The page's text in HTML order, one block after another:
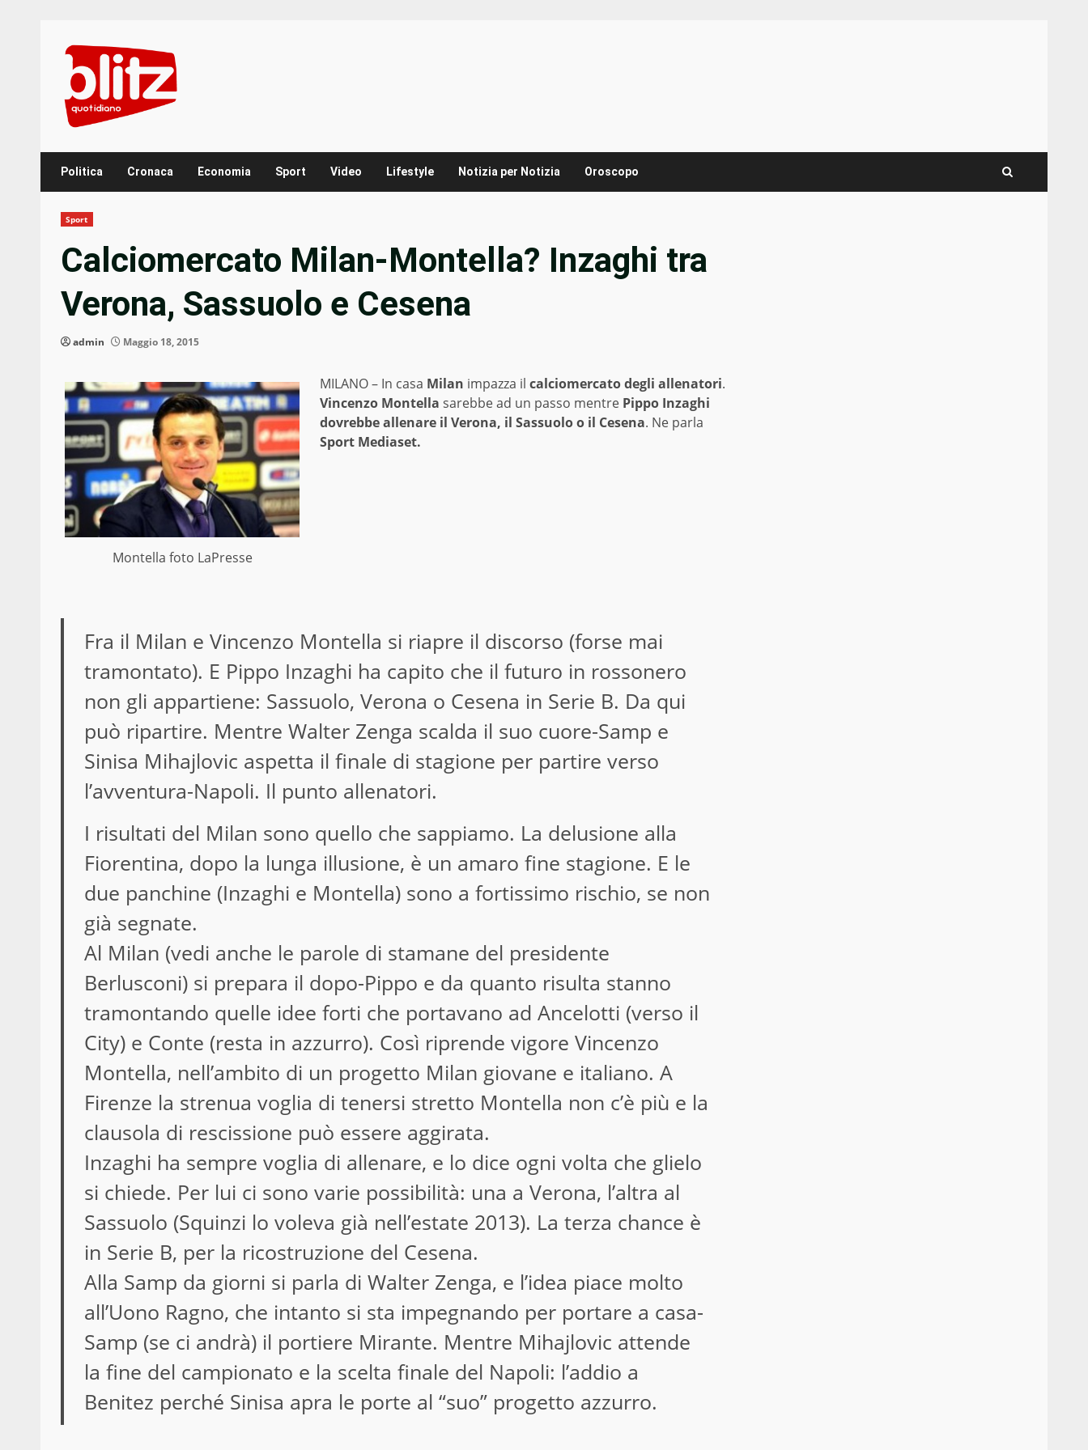
content
Politica Cronaca Economia Sport Video Lifestyle Notizia per Notizia Oroscopo
Sport
Calciomercato Milan-Montella? Inzaghi tra
Verona, Sassuolo e Cesena
admin Maggio 18, 2015
Montella foto LaPresse
MILANO – In casa Milan impazza il calciomercato degli allenatori.
Vincenzo Montella sarebbe ad un passo mentre Pippo Inzaghi
dovrebbe allenare il Verona, il Sassuolo o il Cesena. Ne parla
Sport Mediaset.
Fra il Milan e Vincenzo Montella si riapre il discorso (forse mai
tramontato). E Pippo Inzaghi ha capito che il futuro in rossonero
non gli appartiene: Sassuolo, Verona o Cesena in Serie B. Da qui
può ripartire. Mentre Walter Zenga scalda il suo cuore-Samp e
Sinisa Mihajlovic aspetta il finale di stagione per partire verso
l’avventura-Napoli. Il punto allenatori.
I risultati del Milan sono quello che sappiamo. La delusione alla
Fiorentina, dopo la lunga illusione, è un amaro fine stagione. E le
due panchine (Inzaghi e Montella) sono a fortissimo rischio, se non
già segnate.
Al Milan (vedi anche le parole di stamane del presidente
Berlusconi) si prepara il dopo-Pippo e da quanto risulta stanno
tramontando quelle idee forti che portavano ad Ancelotti (verso il
City) e Conte (resta in azzurro). Così riprende vigore Vincenzo
Montella, nell’ambito di un progetto Milan giovane e italiano. A
Firenze la strenua voglia di tenersi stretto Montella non c’è più e la
clausola di rescissione può essere aggirata.
Inzaghi ha sempre voglia di allenare, e lo dice ogni volta che glielo
si chiede. Per lui ci sono varie possibilità: una a Verona, l’altra al
Sassuolo (Squinzi lo voleva già nell’estate 2013). La terza chance è
in Serie B, per la ricostruzione del Cesena.
Alla Samp da giorni si parla di Walter Zenga, e l’idea piace molto
all’Uono Ragno, che intanto si sta impegnando per portare a casa-
Samp (se ci andrà) il portiere Mirante. Mentre Mihajlovic attende
la fine del campionato e la scelta finale del Napoli: l’addio a
Benitez perché Sinisa apra le porte al “suo” progetto azzurro.